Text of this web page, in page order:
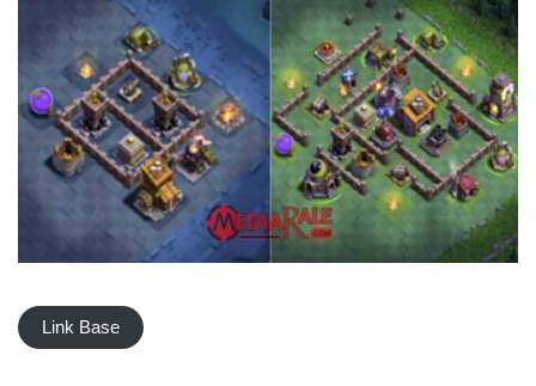
Link Base